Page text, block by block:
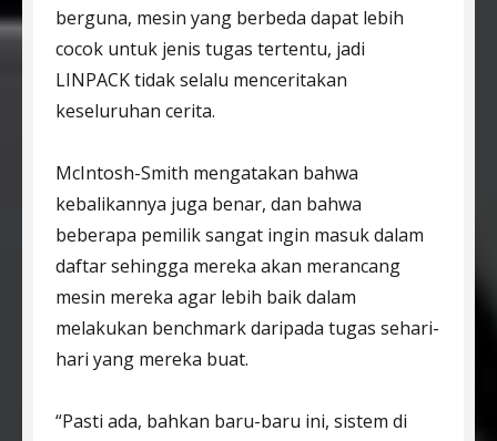
berguna, mesin yang berbeda dapat lebih
cocok untuk jenis tugas tertentu, jadi
LINPACK tidak selalu menceritakan
keseluruhan cerita.
McIntosh-Smith mengatakan bahwa
kebalikannya juga benar, dan bahwa
beberapa pemilik sangat ingin masuk dalam
daftar sehingga mereka akan merancang
mesin mereka agar lebih baik dalam
melakukan benchmark daripada tugas sehari-
hari yang mereka buat.
“Pasti ada, bahkan baru-baru ini, sistem di